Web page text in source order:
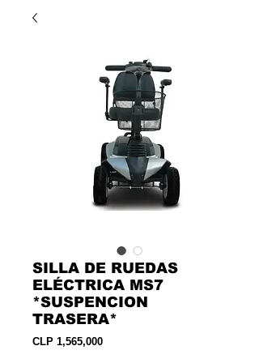
SILLA DE RUEDAS
ELÉCTRICA MS7
*SUSPENCION
TRASERA*
CLP 1,565,000Precio